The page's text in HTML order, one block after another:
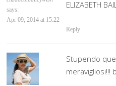
says:
Apr 09, 2014 at 15:22
ELIZABETH
Reply
Stupendo
meravigliosi!!!